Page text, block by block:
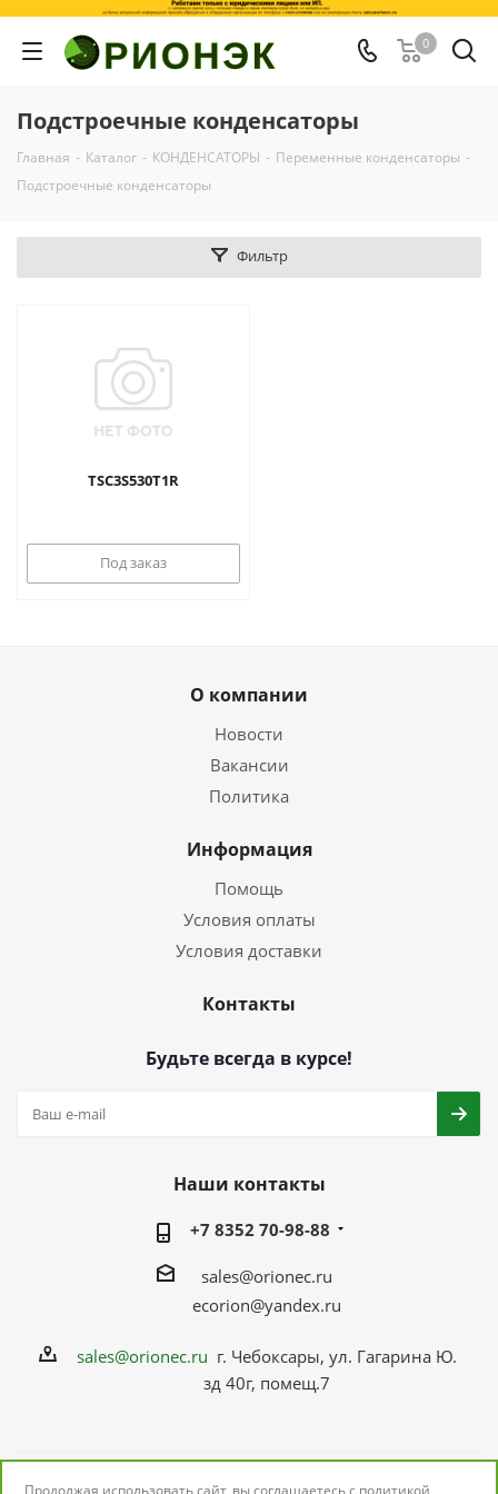
0
Подстроечные конденсаторы
Главная - Каталог - КОНДЕНСАТОРЫ - Переменные конденсаторы -
Подстроечные конденсаторы
Фильтр
TSC3S530T1R
Под заказ
О компании
Новости
Вакансии
Политика
Информация
Помощь
Условия оплаты
Условия доставки
Контакты
Будьте всегда в курсе!
Наши контакты
+7 8352 70-98-88
sales@orionec.ru
ecorion@yandex.ru
sales@orionec.ru г. Чебоксары, ул. Гагарина Ю.
зд 40г, помещ.7
Продолжая использовать сайт, вы соглашаетесь с политикой